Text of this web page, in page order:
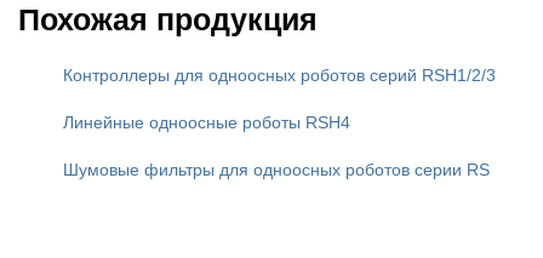
Похожая продукция
Контроллеры для одноосных роботов серий RSH1/2/3
Линейные одноосные роботы RSH4
Шумовые фильтры для одноосных роботов серии RS